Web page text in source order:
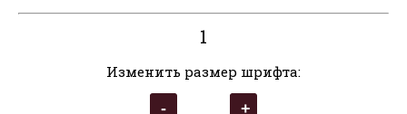
1
Изменить размер шрифта: